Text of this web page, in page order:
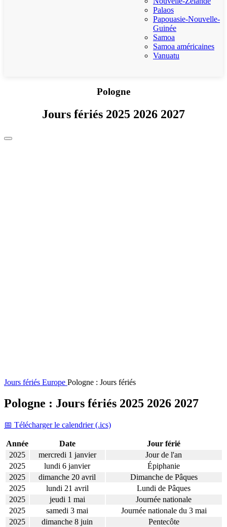
Palaos
Papouasie-Nouvelle-
Guinée
Samoa
Samoa américaines
Vanuatu
Pologne
Jours fériés 2025 2026 2027
Jours fériés Europe Pologne : Jours fériés
Pologne : Jours fériés 2025 2026 2027
📅 Télécharger le calendrier (.ics)
Année Date
Jour férié
2025
mercredi 1 janvier
Jour de l'an
2025
lundi 6 janvier
Épiphanie
2025
dimanche 20 avril
Dimanche de Pâques
2025
lundi 21 avril
Lundi de Pâques
2025
jeudi 1 mai
Journée nationale
2025
samedi 3 mai
Journée nationale du 3 mai
2025
dimanche 8 juin
Pentecôte